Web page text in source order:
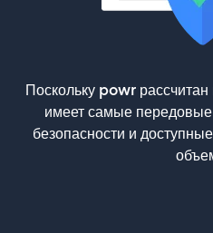
Поскольку powr
имеет самые
безопасности и